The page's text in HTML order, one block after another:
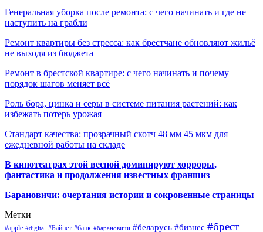
Генеральная уборка после ремонта: с чего начинать и где не
наступить на грабли
Ремонт квартиры без стресса: как брестчане обновляют жильё
не выходя из бюджета
Ремонт в брестской квартире: с чего начинать и почему
порядок шагов меняет всё
Роль бора, цинка и серы в системе питания растений: как
избежать потерь урожая
Стандарт качества: прозрачный скотч 48 мм 45 мкм для
ежедневной работы на складе
В кинотеатрах этой весной доминируют хорроры,
фантастика и продолжения известных франшиз
Барановичи: очертания истории и сокровенные страницы
Метки
#apple #digital #Байнет #банк #барановичи #беларусь #бизнес #брест